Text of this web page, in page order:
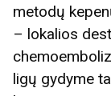
metodų
– lokalios
ligų gydyme